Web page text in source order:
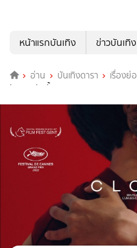
หน้าแรกบันเทิง
ข่าวบันเทิง
อ่าน บันเทิงดารา เรื่องย่อ
รักแรก วันนั้น